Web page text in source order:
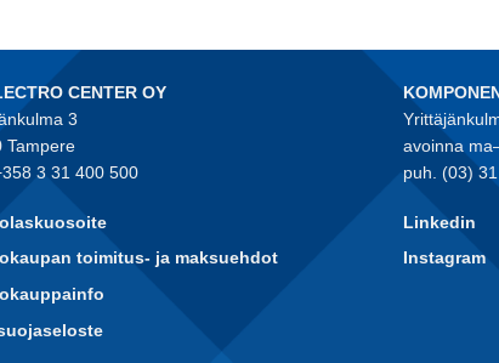
CENTER OY
3
Tampere
3 31 400 500
toimitus- ja maksuehdot
avoinna
puh. (03)
Linkedin
Instagram